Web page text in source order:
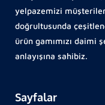
yelpazemizi
doğrultusunda
ürün gamımızı daimi
anlayışına sahibiz.
Sayfalar